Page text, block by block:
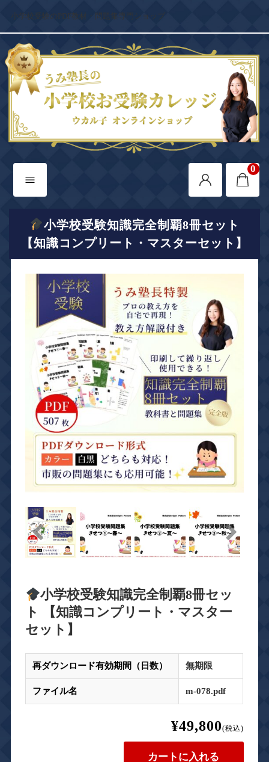
小学校受験のPDF教材・問題集専門ショップ
0
小学校受験知識完全制覇8冊セット
【知識コンプリート・マスターセット】
小学校受験知識完全制覇8冊セッ
ト 【知識コンプリート・マスター
セット】
再ダウンロード有効期間（日数） 無期限
ファイル名 m-078.pdf
¥49,800(税込)